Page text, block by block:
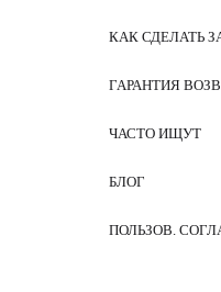
КАК СДЕЛАТЬ
ГАРАНТИЯ
ЧАСТО ИЩУТ
БЛОГ
ПОЛЬЗОВ.